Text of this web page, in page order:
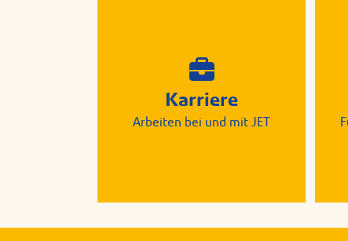
Karriere
Arbeiten bei und mit JET